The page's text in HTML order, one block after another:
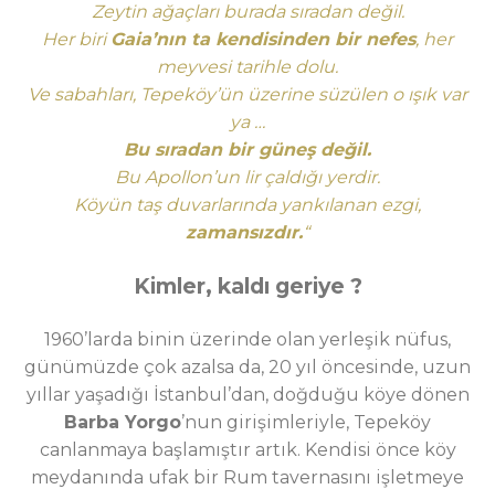
Zeytin ağaçları burada sıradan değil.
Her biri Gaia’nın ta kendisinden bir nefes, her
meyvesi tarihle dolu.
Ve sabahları, Tepeköy’ün üzerine süzülen o ışık var
ya …
Bu sıradan bir güneş değil.
Bu Apollon’un lir çaldığı yerdir.
Köyün taş duvarlarında yankılanan ezgi,
zamansızdır.“
Kimler, kaldı geriye ?
1960’larda binin üzerinde olan yerleşik nüfus,
günümüzde çok azalsa da, 20 yıl öncesinde, uzun
yıllar yaşadığı İstanbul’dan, doğduğu köye dönen
Barba Yorgo’nun girişimleriyle, Tepeköy
canlanmaya başlamıştır artık. Kendisi önce köy
meydanında ufak bir Rum tavernasını işletmeye